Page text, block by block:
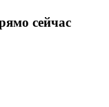
сейчас